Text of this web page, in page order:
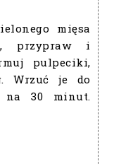
mięsa
przypraw i
pulpeciki,
Wrzuć je do
na 30 minut.